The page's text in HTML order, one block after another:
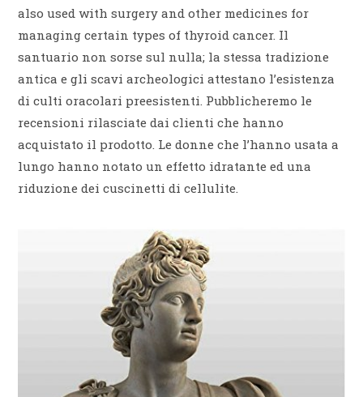
also used with surgery and other medicines for
managing certain types of thyroid cancer. Il
santuario non sorse sul nulla; la stessa tradizione
antica e gli scavi archeologici attestano l’esistenza
di culti oracolari preesistenti. Pubblicheremo le
recensioni rilasciate dai clienti che hanno
acquistato il prodotto. Le donne che l’hanno usata a
lungo hanno notato un effetto idratante ed una
riduzione dei cuscinetti di cellulite.